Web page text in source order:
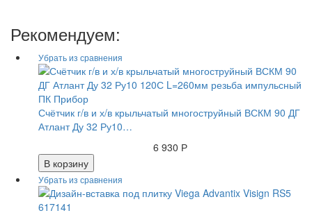
Рекомендуем:
Счётчик г/в и х/в крыльчатый многоструйный ВСКМ 90 ДГ
Атлант Ду 32 Ру10…
6 930 Р
В корзину